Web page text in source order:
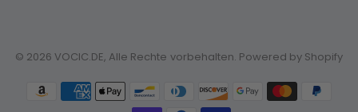
© 2026 VOCIC.DE, Alle Rechte vorbehalten. Powered by Shopify